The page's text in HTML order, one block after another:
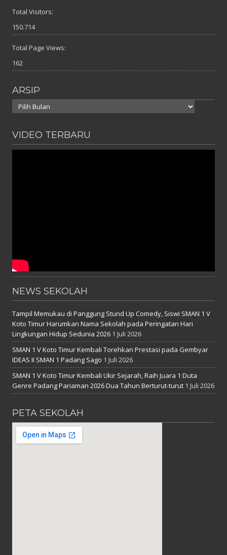
Total Visitors:
150.714
Total Page Views:
162
ARSIP
Arsip
VIDEO TERBARU
NEWS SEKOLAH
Tampil Memukau di Panggung Stund Up Comedy, Siswi SMAN 1 V
Koto Timur Harumkan Nama Sekolah pada Peringatan Hari
Lingkungan Hidup Sedunia 2026 1 Juli 2026
SMAN 1 V Koto Timur Kembali Torehkan Prestasi pada Gembyar
IDEAS II SMAN 1 Padang Sago 1 Juli 2026
SMAN 1 V Koto Timur Kembali Ukir Sejarah, Raih Juara 1 Duta
Genre Padang Pariaman 2026 Dua Tahun Berturut-turut 1 Juli 2026
PETA SEKOLAH